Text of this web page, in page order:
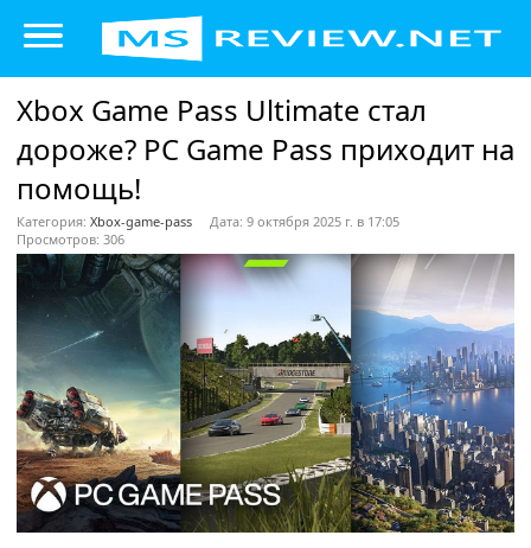
Xbox Game Pass Ultimate стал
дороже? PC Game Pass приходит на
помощь!
Категория: Xbox-game-pass
Дата: 9 октября 2025 г. в 17:05
Просмотров: 306